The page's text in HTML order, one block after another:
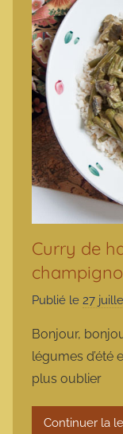
Curry de
Publié le 27
Bonjour,
légumes d’été
plus oublier
Continuer la